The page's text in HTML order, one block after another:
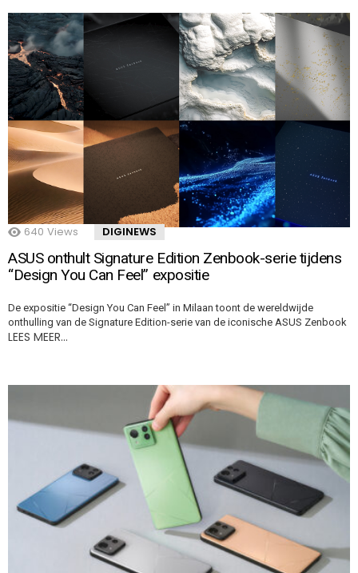
640 Views DIGINEWS
ASUS onthult Signature Edition Zenbook-serie tijdens
“Design You Can Feel” expositie
De expositie “Design You Can Feel” in Milaan toont de wereldwijde
onthulling van de Signature Edition-serie van de iconische ASUS Zenbook
LEES MEER…